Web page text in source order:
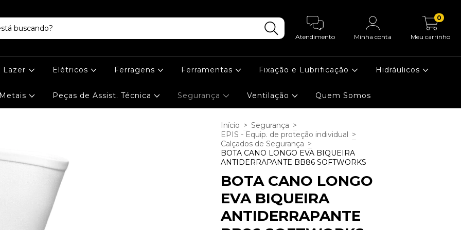
Atendimento Minha conta Meu carrinho
0
Lazer Elétricos Ferragens Ferramentas Fixação e Lubrificação Hidráulicos
Peças de Assist. Técnica Segurança Ventilação Quem Somos
Início > Segurança >
EPIS - Equip. de proteção individual >
Calçados de Segurança >
BOTA CANO LONGO EVA BIQUEIRA
ANTIDERRAPANTE BB86 SOFTWORKS
BOTA CANO LONGO
EVA BIQUEIRA
ANTIDERRAPANTE